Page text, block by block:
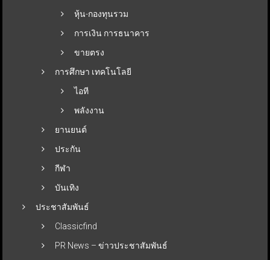
หุ้น-กองทุนรวม
การเงิน การธนาคาร
ขายตรง
การศึกษา เทคโนโลยี
ไอที
พลังงาน
ยานยนต์
ประกัน
กีฬา
บันเทิง
ประชาสัมพันธ์
Classicfind
PR News – ข่าวประชาสัมพันธ์